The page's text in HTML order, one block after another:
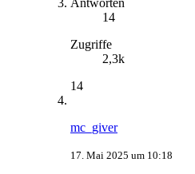
Antworten
14
Zugriffe
2,3k
14
mc_giver
17. Mai 2025 um 10:18